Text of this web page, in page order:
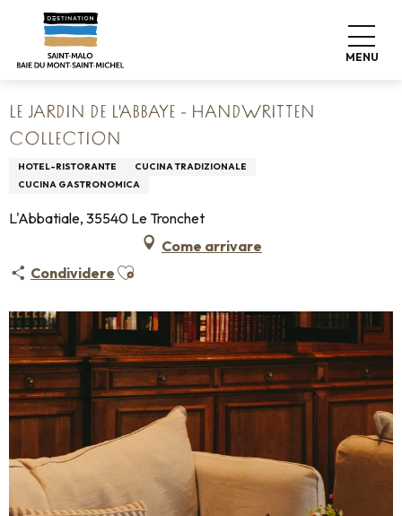
contenu
MENU
Home Vivere come a casa
Ristoranti
Le Jardin de l'Abbaye - HANDWRITTEN Collection
LE JARDIN DE L'ABBAYE - HANDWRITTEN
COLLECTION
HOTEL-RISTORANTE
CUCINA TRADIZIONALE
CUCINA GASTRONOMICA
L'Abbatiale, 35540 Le Tronchet
Come arrivare
Condividere Ajouter aux favoris